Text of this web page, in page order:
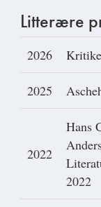
Litterære
2026
2025
2022
Hans
2022